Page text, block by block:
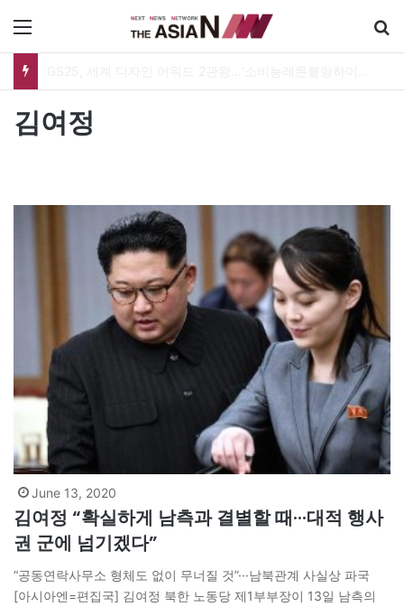
김여정
June 13, 2020
김여정 “확실하게 남측과 결별할 때···대적 행사
권 군에 넘기겠다”
“공동연락사무소 형체도 없이 무너질 것”···남북관계 사실상 파국
[아시아엔=편집국] 김여정 북한 노동당 제1부부장이 13일 남측의